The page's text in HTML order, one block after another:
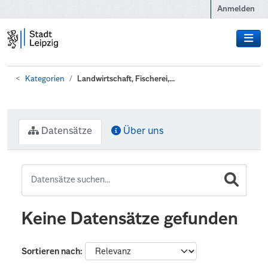
Anmelden
Kategorien Landwirtschaft, Fischerei,...
Datensätze Über uns
Keine Datensätze gefunden
Sortieren nach